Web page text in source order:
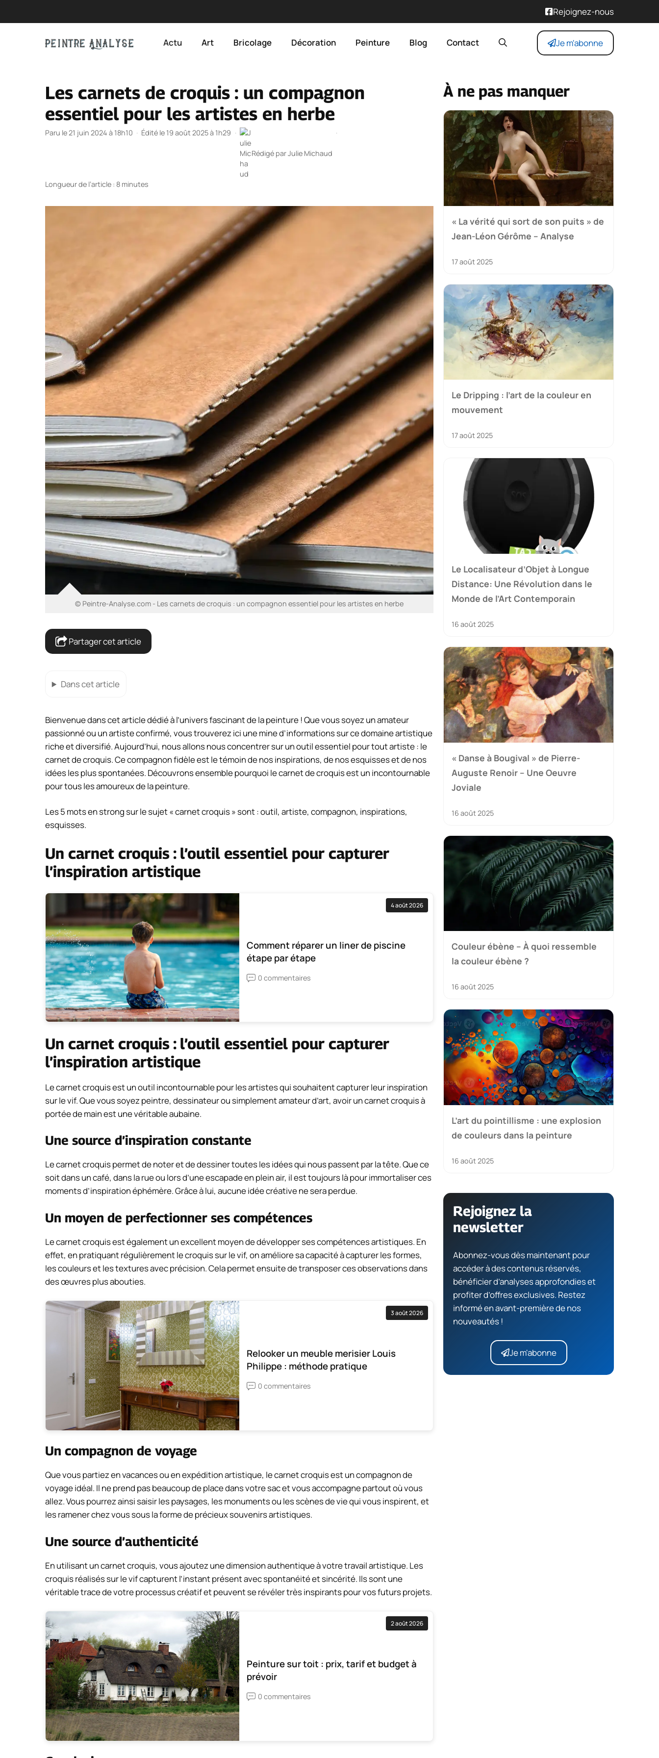
Rejoignez-nous
Actu Art Bricolage Décoration Peinture Blog Contact Je m'abonne
Les carnets de croquis : un compagnon
essentiel pour les artistes en herbe
Paru le 21 juin 2024 à 18h10 · Édité le 19 août 2025 à 1h29 ·
Rédigé parJulie Michaud
·
Longueur de l’article : 8 minutes
© Peintre-Analyse.com - Les carnets de croquis : un compagnon essentiel pour les artistes en herbe
Partager cet article
Dans cet article
Bienvenue dans cet article dédié à l’univers fascinant de la peinture ! Que vous soyez un amateur
passionné ou un artiste confirmé, vous trouverez ici une mine d’informations sur ce domaine artistique
riche et diversifié. Aujourd’hui, nous allons nous concentrer sur un outil essentiel pour tout artiste : le
carnet de croquis. Ce compagnon fidèle est le témoin de nos inspirations, de nos esquisses et de nos
idées les plus spontanées. Découvrons ensemble pourquoi le carnet de croquis est un incontournable
pour tous les amoureux de la peinture.
Les 5 mots en strong sur le sujet « carnet croquis » sont : outil, artiste, compagnon, inspirations,
esquisses.
Un carnet croquis : l’outil essentiel pour capturer
l’inspiration artistique
4 août 2026
Comment réparer un liner de piscine
étape par étape
0 commentaires
Un carnet croquis : l’outil essentiel pour capturer
l’inspiration artistique
Le carnet croquis est un outil incontournable pour les artistes qui souhaitent capturer leur inspiration
sur le vif. Que vous soyez peintre, dessinateur ou simplement amateur d’art, avoir un carnet croquis à
portée de main est une véritable aubaine.
Une source d’inspiration constante
Le carnet croquis permet de noter et de dessiner toutes les idées qui nous passent par la tête. Que ce
soit dans un café, dans la rue ou lors d’une escapade en plein air, il est toujours là pour immortaliser ces
moments d’inspiration éphémère. Grâce à lui, aucune idée créative ne sera perdue.
Un moyen de perfectionner ses compétences
Le carnet croquis est également un excellent moyen de développer ses compétences artistiques. En
effet, en pratiquant régulièrement le croquis sur le vif, on améliore sa capacité à capturer les formes,
les couleurs et les textures avec précision. Cela permet ensuite de transposer ces observations dans
des œuvres plus abouties.
3 août 2026
Relooker un meuble merisier Louis
Philippe : méthode pratique
0 commentaires
Un compagnon de voyage
Que vous partiez en vacances ou en expédition artistique, le carnet croquis est un compagnon de
voyage idéal. Il ne prend pas beaucoup de place dans votre sac et vous accompagne partout où vous
allez. Vous pourrez ainsi saisir les paysages, les monuments ou les scènes de vie qui vous inspirent, et
les ramener chez vous sous la forme de précieux souvenirs artistiques.
Une source d’authenticité
En utilisant un carnet croquis, vous ajoutez une dimension authentique à votre travail artistique. Les
croquis réalisés sur le vif capturent l’instant présent avec spontanéité et sincérité. Ils sont une
véritable trace de votre processus créatif et peuvent se révéler très inspirants pour vos futurs projets.
2 août 2026
Peinture sur toit : prix, tarif et budget à
prévoir
0 commentaires
À ne pas manquer
« La vérité qui sort de son puits » de
Jean-Léon Gérôme – Analyse
17 août 2025
Le Dripping : l’art de la couleur en
mouvement
17 août 2025
Le Localisateur d’Objet à Longue
Distance: Une Révolution dans le
Monde de l’Art Contemporain
16 août 2025
« Danse à Bougival » de Pierre-
Auguste Renoir – Une Oeuvre
Joviale
16 août 2025
Couleur ébène – À quoi ressemble
la couleur ébène ?
16 août 2025
L’art du pointillisme : une explosion
de couleurs dans la peinture
16 août 2025
Rejoignez la
newsletter
Abonnez-vous dès maintenant pour
accéder à des contenus réservés,
bénéficier d’analyses approfondies et
profiter d’offres exclusives. Restez
informé en avant-première de nos
nouveautés !
Je m'abonne